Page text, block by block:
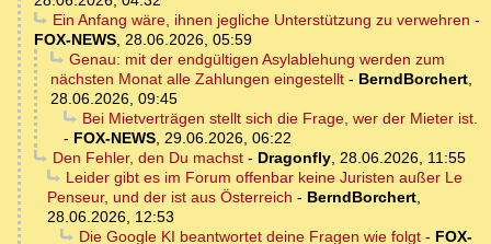
Ein Anfang wäre, ihnen jegliche Unterstützung zu verwehren -
FOX-NEWS, 28.06.2026, 05:59
Genau: mit der endgültigen Asylablehung werden zum
nächsten Monat alle Zahlungen eingestellt - BerndBorchert,
28.06.2026, 09:45
Bei Mietverträgen stellt sich die Frage, wer der Mieter ist.
- FOX-NEWS, 29.06.2026, 06:22
Den Fehler, den Du machst- Dragonfly, 28.06.2026, 11:55
Leider gibt es im Forum offenbar keine Juristen außer Le
Penseur, und der ist aus Österreich - BerndBorchert,
28.06.2026, 12:53
Die Google KI beantwortet deine Fragen wie folgt- FOX-